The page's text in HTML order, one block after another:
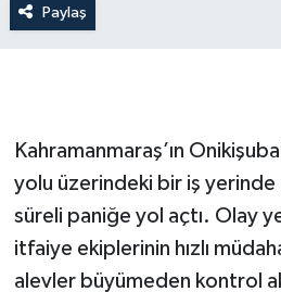
Paylaş
Kahramanmaraş’ın
yolu üzerindeki bir iş yerinde
süreli paniğe yol açtı. Olay
itfaiye ekiplerinin hızlı
alevler büyümeden kontrol
DÜNYA
KADIN-AİLE
YEREL YÖNETİM
MEDYA